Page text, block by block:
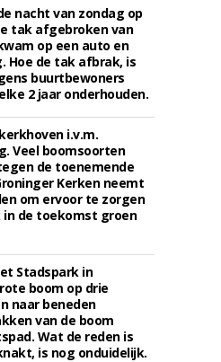
nacht van zondag op
tak afgebroken van
op een auto en
Hoe de tak afbrak, is
buurtbewoners
2 jaar onderhouden.
i.v.m.
Veel boomsoorten
de toenemende
Kerken neemt
om ervoor te zorgen
de toekomst groen
Stadspark in
boom op drie
naar beneden
van de boom
Wat de reden is
is nog onduidelijk.